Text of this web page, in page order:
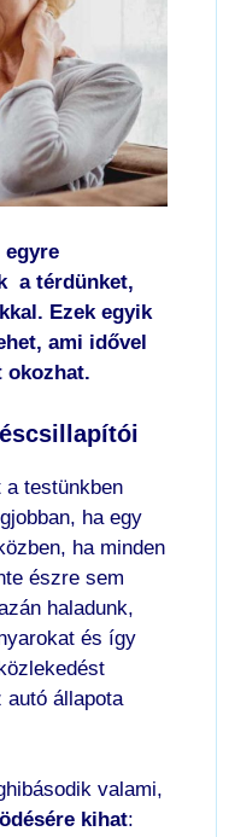
egyre
a térdünket,
Ezek egyik
ami idővel
okozhat.
a testünkben
ha egy
ha minden
észre sem
haladunk,
és így
autó állapota
valami,
kihat: